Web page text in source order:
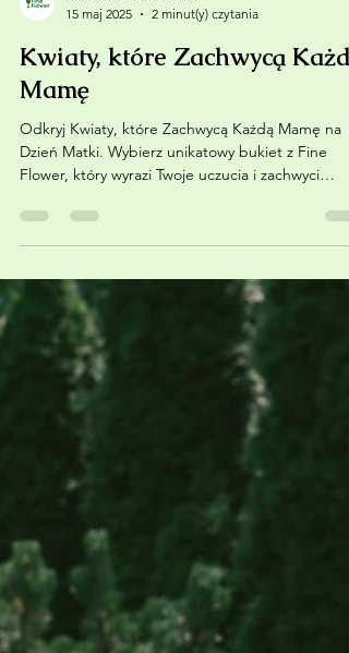
Kwiaciarnia Fine flower
15 maj 2025
Kwiaty, które Zachwycą Każdą
Mamę
Odkryj Kwiaty, które Zachwycą Każdą Mamę na
mamę!